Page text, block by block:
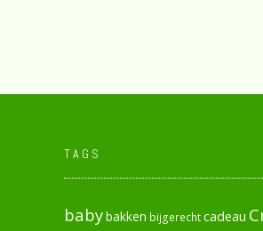
TAGS
babybakken bijgerechtcadeau